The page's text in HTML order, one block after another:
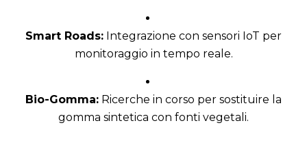
Smart Roads: Integrazione con sensori IoT per
monitoraggio in tempo reale.
Bio-Gomma: Ricerche in corso per sostituire la
gomma sintetica con fonti vegetali.